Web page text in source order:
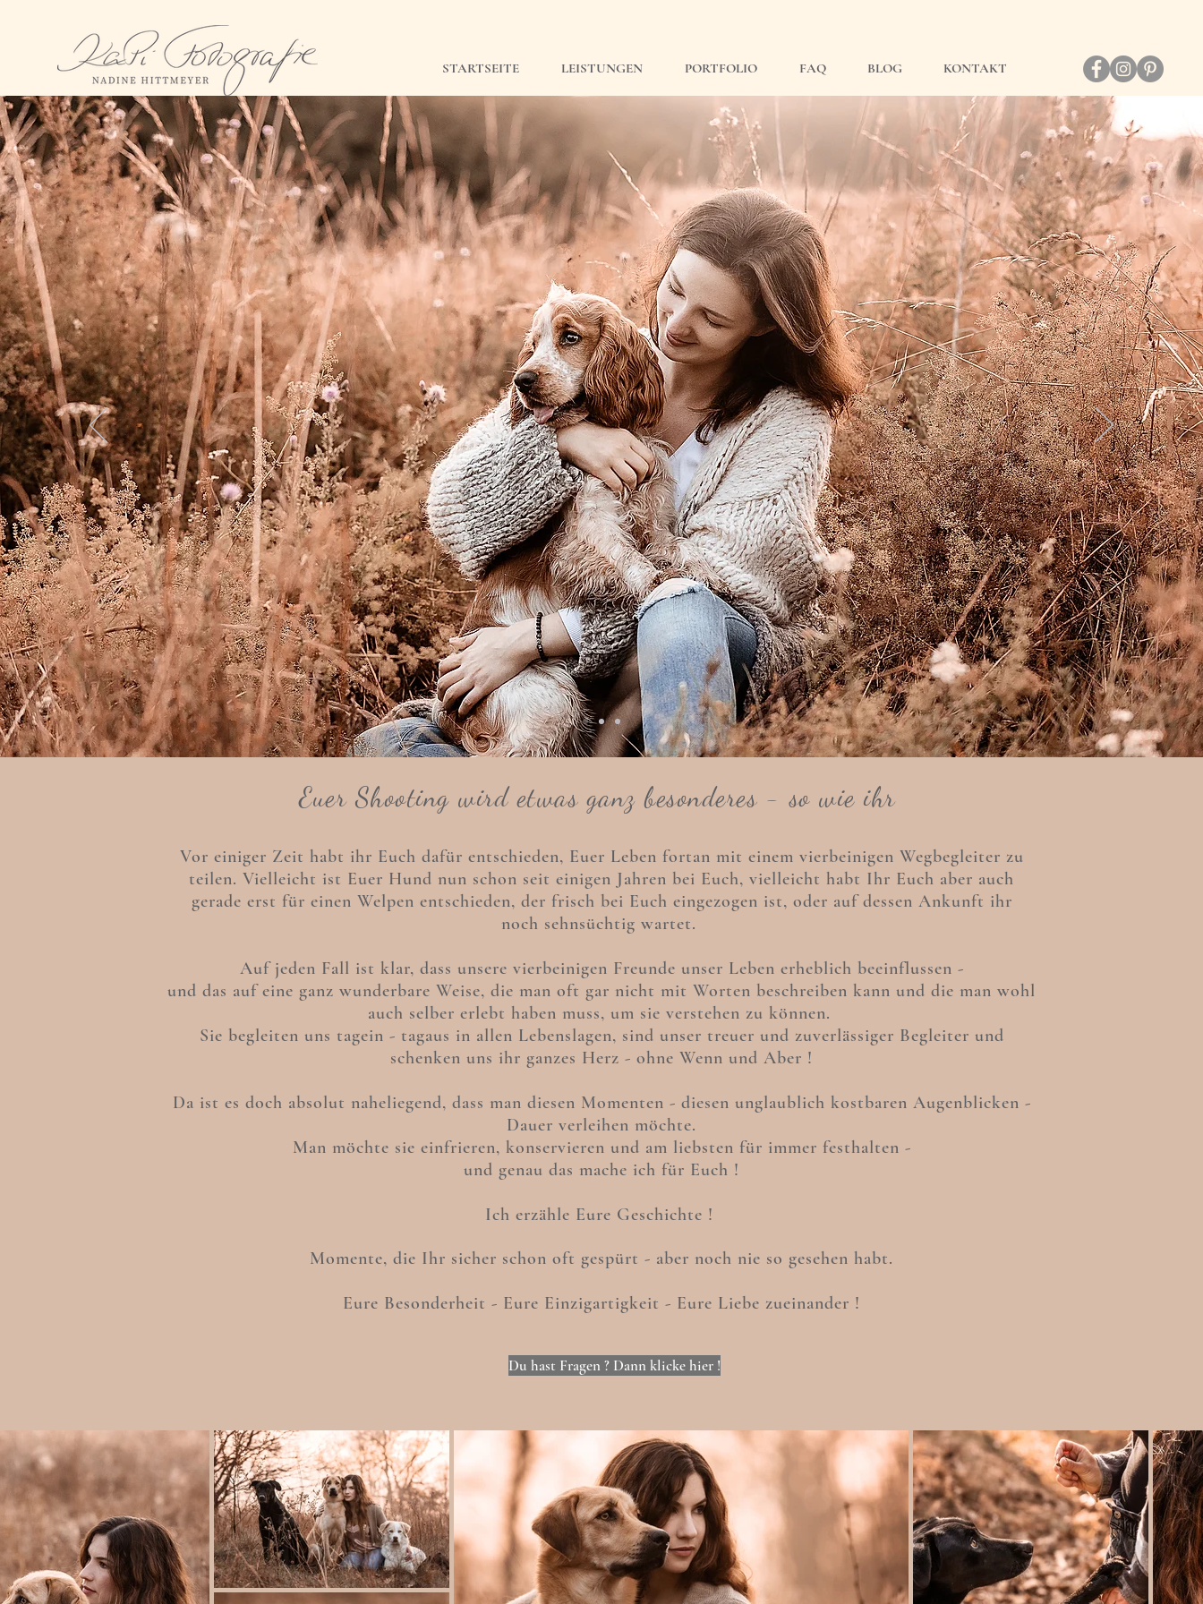
STARTSEITE LEISTUNGEN PORTFOLIO FAQ BLOG KONTAKT
Euer Shooting wird etwas ganz besonderes - so wie ihr
Vor einiger Zeit habt ihr Euch dafür entschieden, Euer Leben fortan mit einem vierbeinigen Wegbegleiter zu
teilen. Vielleicht ist Euer Hund nun schon seit einigen Jahren bei Euch, vielleicht habt Ihr Euch aber auch
gerade erst für einen Welpen entschieden, der frisch bei Euch eingezogen ist, oder auf dessen Ankunft ihr
noch sehnsüchtig wartet.
Auf jeden Fall ist klar, dass unsere vierbeinigen Freunde unser Leben erheblich beeinflussen -
und das auf eine ganz wunderbare Weise, die man oft gar nicht mit Worten beschreiben kann und die man wohl
auch selber erlebt haben muss, um sie verstehen zu können.
Sie begleiten uns tagein - tagaus in allen Lebenslagen, sind unser treuer und zuverlässiger Begleiter und
schenken uns ihr ganzes Herz - ohne Wenn und Aber !
Da ist es doch absolut naheliegend, dass man diesen Momenten - diesen unglaublich kostbaren Augenblicken -
Dauer verleihen möchte.
Man möchte sie einfrieren, konservieren und am liebsten für immer festhalten -
und genau das mache ich für Euch !
Ich erzähle Eure Geschichte !
Momente, die Ihr sicher schon oft gespürt - aber noch nie so gesehen habt.
Eure Besonderheit - Eure Einzigartigkeit - Eure Liebe zueinander !
Du hast Fragen ? Dann klicke hier !